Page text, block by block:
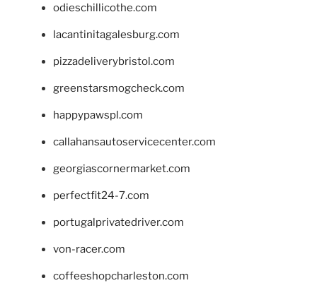
odieschillicothe.com
lacantinitagalesburg.com
pizzadeliverybristol.com
greenstarsmogcheck.com
happypawspl.com
callahansautoservicecenter.com
georgiascornermarket.com
perfectfit24-7.com
portugalprivatedriver.com
von-racer.com
coffeeshopcharleston.com